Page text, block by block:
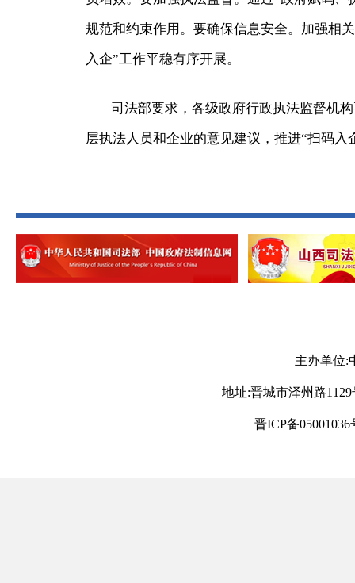
规范和约束作用。要确保信息安全。加强相
入企”工作平稳有序开展。
司法部要求，各级政府行政执法监督机
层执法人员和企业的意见建议，推进“扫码
主办单位:
地址:晋城市泽州路1129
晋ICP备05001036